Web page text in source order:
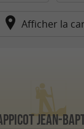
Afficher la
JEAN-